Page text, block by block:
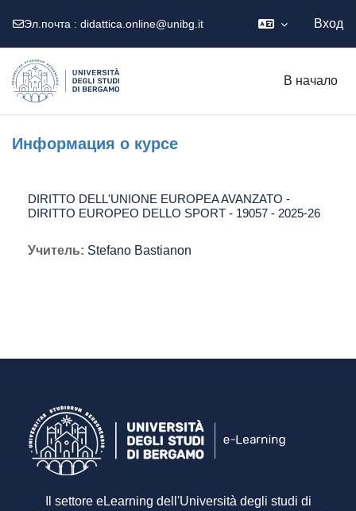
Эл.почта : didattica.online@unibg.it Вход
В начало
Информация о курсе
DIRITTO DELL'UNIONE EUROPEA AVANZATO -
DIRITTO EUROPEO DELLO SPORT - 19057 - 2025-26
Учитель: Stefano Bastianon
Il settore eLearning dell'Università degli studi di